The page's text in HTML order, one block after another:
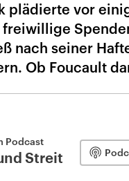
plädierte vor
nach seiner
Ob Foucault
Podcast
Streit